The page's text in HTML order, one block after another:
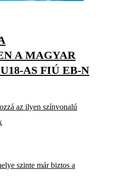
A MAGYAR
AS FIÚ EB-N
az ilyen színvonalú
szinte már biztos a